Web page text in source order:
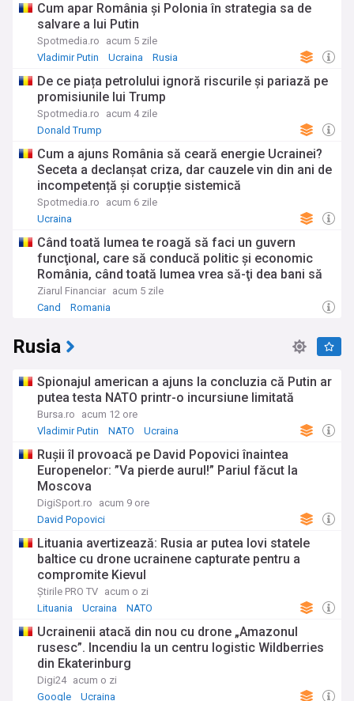
Cum apar România și Polonia în strategia sa de
salvare a lui Putin
Spotmedia.ro
acum 5 zile
Vladimir Putin
Ucraina Rusia
De ce piața petrolului ignoră riscurile și pariază pe
promisiunile lui Trump
Spotmedia.ro
acum 4 zile
Donald Trump
Cum a ajuns România să ceară energie Ucrainei?
Seceta a declanșat criza, dar cauzele vin din ani de
incompetență și corupție sistemică
Spotmedia.ro
acum 6 zile
Ucraina
Când toată lumea te roagă să faci un guvern
funcţional, care să conducă politic şi economic
România, când toată lumea vrea să-ţi dea bani să
faci investiţii, când toată lumea şi pieţele externe
susţin România ca să nu ajungă într-un haos total
Ziarul Financiar acum 5 zile
Cand
Romania
Rusia
Spionajul american a ajuns la concluzia că Putin ar
putea testa NATO printr-o incursiune limitată
Bursa.ro
acum 12 ore
Vladimir Putin
NATO Ucraina
Rușii îl provoacă pe David Popovici înaintea
Europenelor: ”Va pierde aurul!” Pariul făcut la
Moscova
DigiSport.ro
acum 9 ore
David Popovici
Lituania avertizează: Rusia ar putea lovi statele
baltice cu drone ucrainene capturate pentru a
compromite Kievul
Știrile PRO TV acum o zi
Lituania
Ucraina NATO
Ucrainenii atacă din nou cu drone „Amazonul
rusesc”. Incendiu la un centru logistic Wildberries
din Ekaterinburg
Digi24 acum o zi
Google
Ucraina